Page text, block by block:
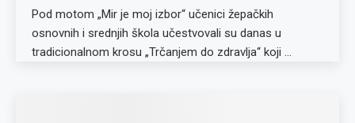
Pod motom „Mir je moj izbor“ učenici žepačkih
osnovnih i srednjih škola učestvovali su danas u
tradicionalnom krosu „Trčanjem do zdravlja“ koji …